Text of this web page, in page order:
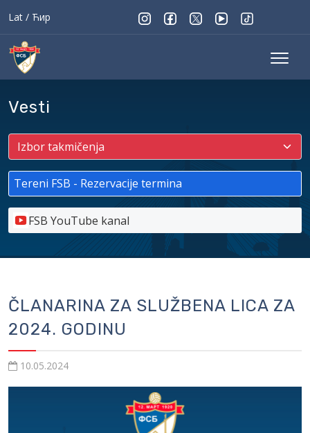
Lat / Ћир
Vesti
Tereni FSB - Rezervacije termina
FSB YouTube kanal
ČLANARINA ZA SLUŽBENA LICA ZA
2024. GODINU
10.05.2024